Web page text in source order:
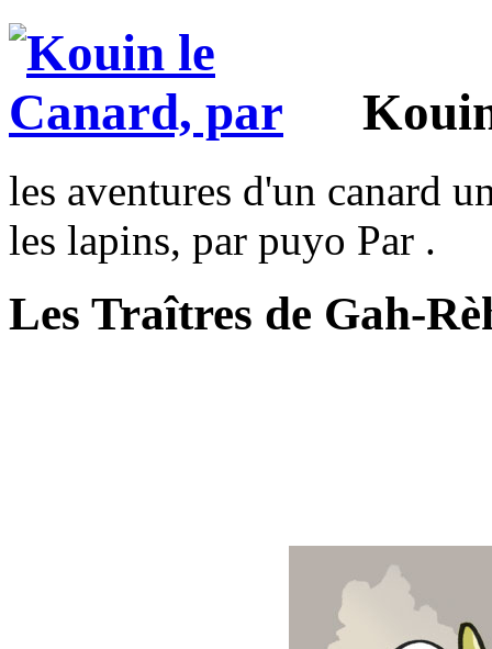
les aventures d'un canard
les lapins, par puyo Par .
Les Traîtres de Gah-